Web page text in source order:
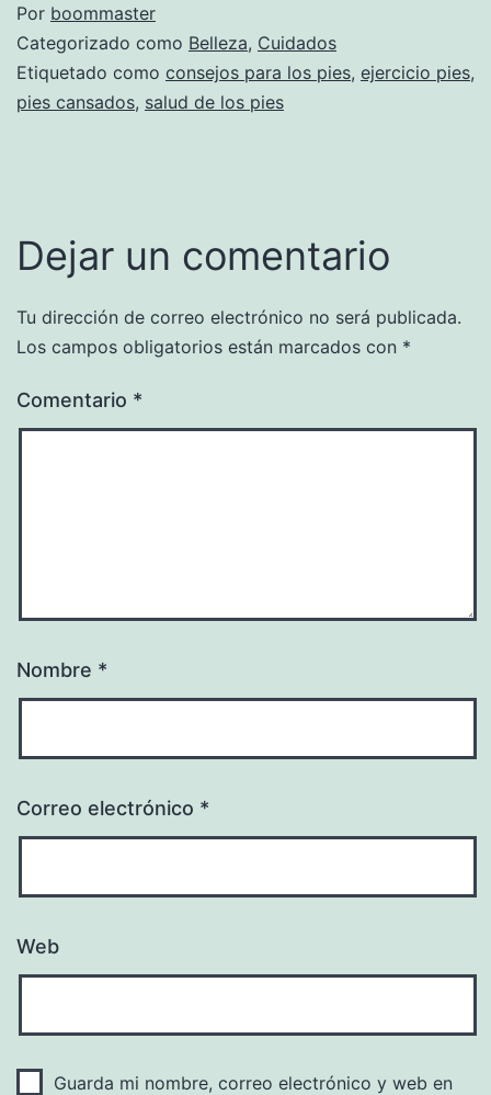
Por boommaster
Categorizado como Belleza, Cuidados
Etiquetado como consejos para los pies, ejercicio pies,
pies cansados, salud de los pies
Dejar un comentario
Tu dirección de correo electrónico no será publicada.
Los campos obligatorios están marcados con *
Comentario *
Nombre *
Correo electrónico *
Web
Guarda mi nombre, correo electrónico y web en